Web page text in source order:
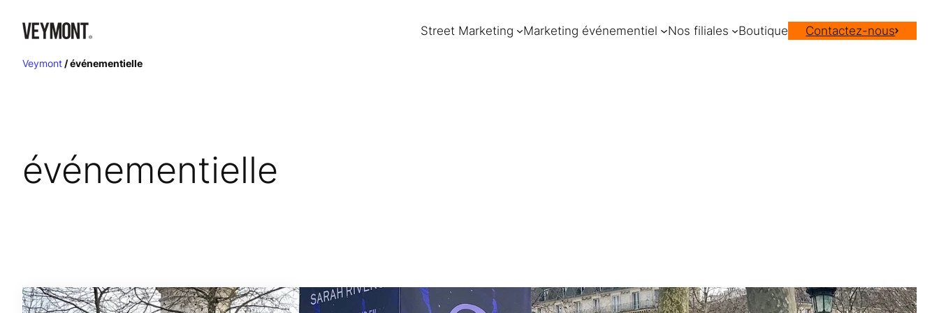
Street Marketing Marketing événementiel Nos filiales Boutique Contactez-nous
Veymont /événementielle
événementielle